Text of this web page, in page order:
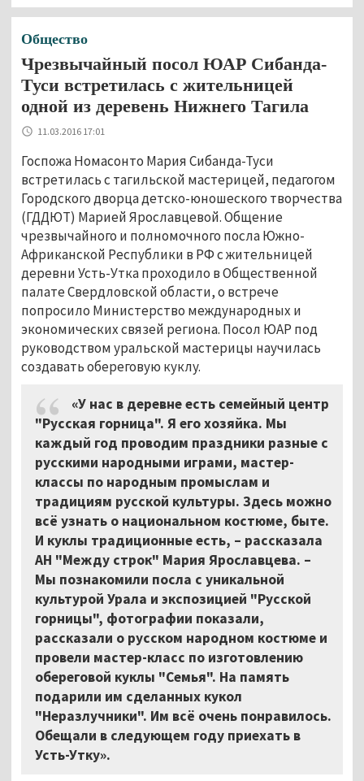
Общество
Чрезвычайный посол ЮАР Сибанда-
Туси встретилась с жительницей
одной из деревень Нижнего Тагила
11.03.2016 17:01
Госпожа Номасонто Мария Сибанда-Туси
встретилась с тагильской мастерицей, педагогом
Городского дворца детско-юношеского творчества
(ГДДЮТ) Марией Ярославцевой. Общение
чрезвычайного и полномочного посла Южно-
Африканской Республики в РФ с жительницей
деревни Усть-Утка проходило в Общественной
палате Свердловской области, о встрече
попросило Министерство международных и
экономических связей региона. Посол ЮАР под
руководством уральской мастерицы научилась
создавать обереговую куклу.
«У нас в деревне есть семейный центр
"Русская горница". Я его хозяйка. Мы
каждый год проводим праздники разные с
русскими народными играми, мастер-
классы по народным промыслам и
традициям русской культуры. Здесь можно
всё узнать о национальном костюме, быте.
И куклы традиционные есть, – рассказала
АН "Между строк" Мария Ярославцева. –
Мы познакомили посла с уникальной
культурой Урала и экспозицией "Русской
горницы", фотографии показали,
рассказали о русском народном костюме и
провели мастер-класс по изготовлению
обереговой куклы "Семья". На память
подарили им сделанных кукол
"Неразлучники". Им всё очень понравилось.
Обещали в следующем году приехать в
Усть-Утку».